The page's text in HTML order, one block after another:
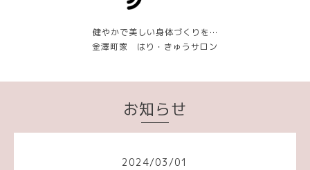
健やかで美しい身体づくりを…
金澤町家 はり・きゅうサロン
お知らせ
2024/03 /01